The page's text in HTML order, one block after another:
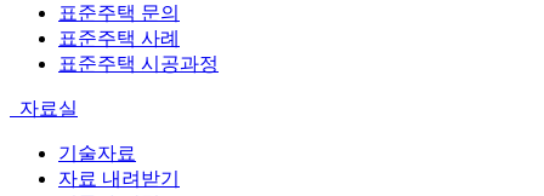
표준주택 문의
표준주택 사례
표준주택 시공과정
자료실
기술자료
자료 내려받기